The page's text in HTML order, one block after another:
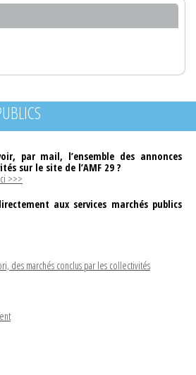
par mail, l’ensemble des annonces
sur le site de l’AMF 29 ?
>>>
aux services marchés publics
des marchés conclus par les collectivités